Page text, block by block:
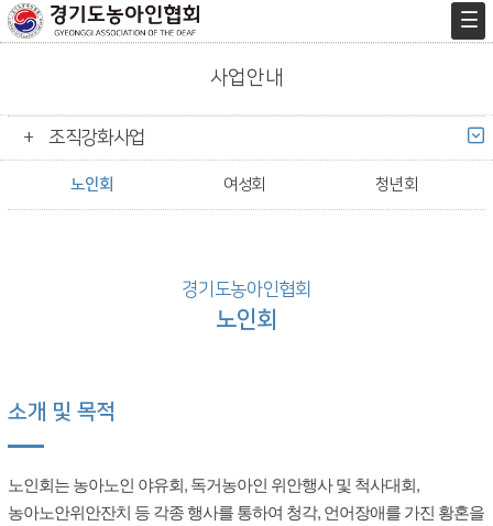
사업안내
조직강화사업
노인회 여성회 청년회
경기도농아인협회
노인회
소개 및 목적
노인회는 농아노인 야유회, 독거농아인 위안행사 및 척사대회,
농아노안위안잔치 등 각종 행사를 통하여 청각, 언어장애를 가진 황혼을